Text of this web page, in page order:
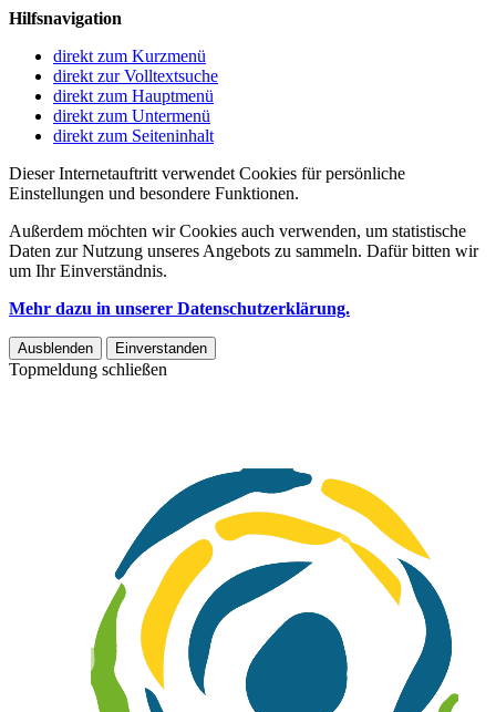
Hilfsnavigation
direkt zum Kurzmenü
direkt zur Volltextsuche
direkt zum Hauptmenü
direkt zum Untermenü
direkt zum Seiteninhalt
Dieser Internetauftritt verwendet Cookies für persönliche
Einstellungen und besondere Funktionen.
Außerdem möchten wir Cookies auch verwenden, um statistische
Daten zur Nutzung unseres Angebots zu sammeln. Dafür bitten wir
um Ihr Einverständnis.
Mehr dazu in unserer Datenschutzerklärung.
Ausblenden Einverstanden
Topmeldung schließen